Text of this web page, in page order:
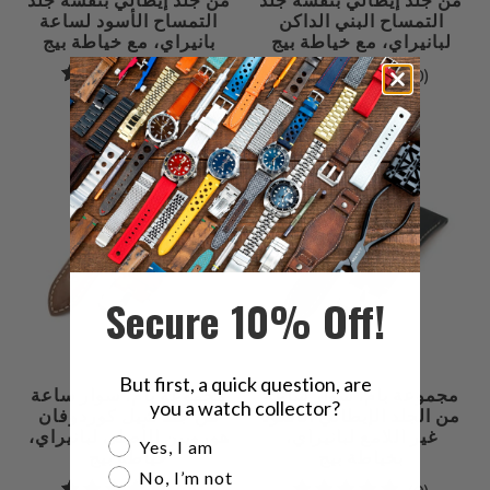
التمساح الأسود لساعة
بانيراي، مع خياطة بيج
(0)0
إجمالي
المراجعات
$59.99
التمساح البني الداكن
لبانيراي، مع خياطة بيج
(0)
$59.99
مجموعة بام، سوار ساعة
من جلد شيل كوردوفان
هورويين الأصلي لبانيراي،
خياطة بيج
مجموعة بام، سوار ساعة
من الجلد الإيطالي الأسود
غير اللامع لبانيراي،
Secure 10% Off!
But first, a quick question, are
you a watch collector?
Are you a watch collector?
Yes, I am
No, I’m not